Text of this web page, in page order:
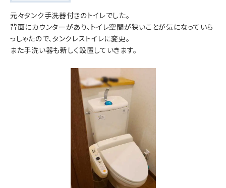
元々タンク手洗器付きのトイレでした。
背面にカウンターがあり、トイレ空間が狭いことが気になっていら
っしゃたので、タンクレストイレに変更。
また手洗い器も新しく設置していきます。